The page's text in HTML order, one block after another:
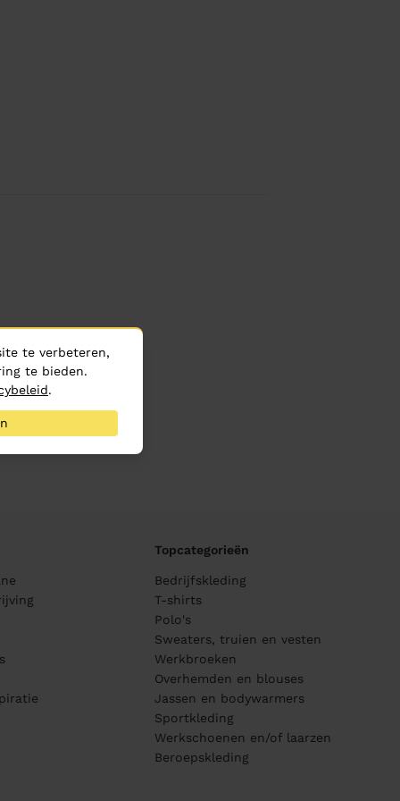
Topcategorieën
Bedrijfskleding
T-shirts
Polo's
Sweaters, truien en vesten
Werkbroeken
Overhemden en blouses
Jassen en bodywarmers
Sportkleding
Werkschoenen en/of laarzen
Beroepskleding
te verbeteren,
te bieden.
.